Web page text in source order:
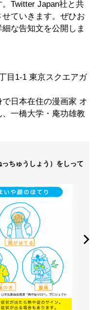
Twitter Japan社と共
ていきます。ぜひお
な告知文を公開しま
目1-1 東京スクエアガ
で日本在住の漫画家 オ
一橋大学・庵功雄教
っちゅうしょう）をしって